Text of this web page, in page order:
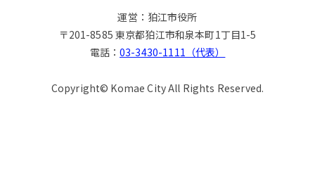
運営：狛江市役所
〒201-8585 東京都狛江市和泉本町1丁目1-5
電話：03-3430-1111（代表）
Copyright© Komae City All Rights Reserved.